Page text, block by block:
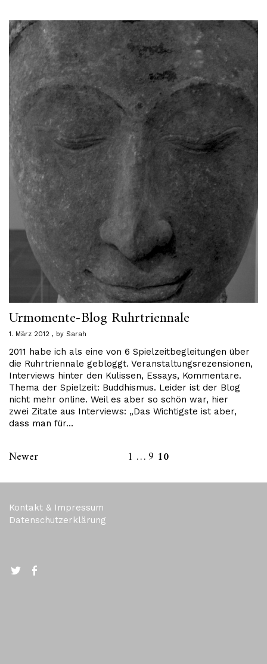
Urmomente-Blog Ruhrtriennale
1. März 2012 by Sarah
2011 habe ich als eine von 6 Spielzeitbegleitungen über
die Ruhrtriennale gebloggt. Veranstaltungsrezensionen,
Interviews hinter den Kulissen, Essays, Kommentare.
Thema der Spielzeit: Buddhismus. Leider ist der Blog
nicht mehr online. Weil es aber so schön war, hier
zwei Zitate aus Interviews: „Das Wichtigste ist aber,
dass man für…
Newer 1 … 9 10
Kontakt & Impressum
Datenschutzerklärung